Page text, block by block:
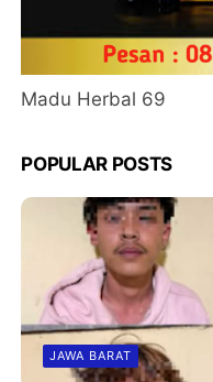
Madu Herbal 69
POPULAR POSTS
JAWA BARAT